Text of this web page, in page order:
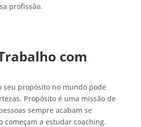
profissão.
com
seu propósito no mundo pode
Propósito é uma missão de
sempre acabam se
começam a estudar coaching.